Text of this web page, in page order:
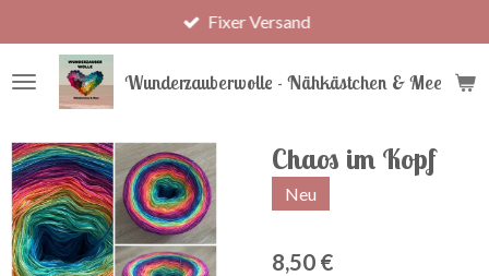
Hauptinhalt
springen
Wunderzauberwolle - Nähkästchen & Meer
Fixer Versand
Chaos im Kopf
Neu
8,50 €